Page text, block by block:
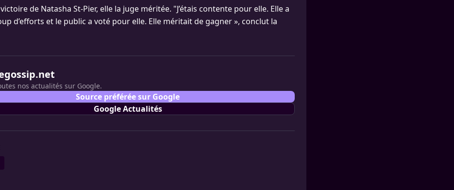
de Natasha St-Pier, elle la juge méritée. "J’étais contente pour elle. Elle a
d’efforts et le public a voté pour elle. Elle méritait de gagner », conclut la
nos actualités sur Google.
Source préférée sur Google
Google Actualités